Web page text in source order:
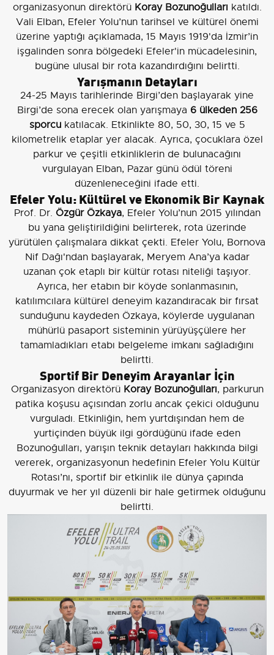
organizasyonun direktörü Koray Bozunoğulları katıldı.
Vali Elban, Efeler Yolu’nun tarihsel ve kültürel önemi
üzerine yaptığı açıklamada, 15 Mayıs 1919'da İzmir’in
işgalinden sonra bölgedeki Efeler'in mücadelesinin,
bugüne ulusal bir rota kazandırdığını belirtti.
Yarışmanın Detayları
24-25 Mayıs tarihlerinde Birgi’den başlayarak yine
Birgi’de sona erecek olan yarışmaya 6 ülkeden 256
sporcukatılacak. Etkinlikte 80, 50, 30, 15 ve 5
kilometrelik etaplar yer alacak. Ayrıca, çocuklara özel
parkur ve çeşitli etkinliklerin de bulunacağını
vurgulayan Elban, Pazar günü ödül töreni
düzenleneceğini ifade etti.
Efeler Yolu: Kültürel ve Ekonomik Bir Kaynak
Prof. Dr. Özgür Özkaya, Efeler Yolu’nun 2015 yılından
bu yana geliştirildiğini belirterek, rota üzerinde
yürütülen çalışmalara dikkat çekti. Efeler Yolu, Bornova
Nif Dağı'ndan başlayarak, Meryem Ana’ya kadar
uzanan çok etaplı bir kültür rotası niteliği taşıyor.
Ayrıca, her etabın bir köyde sonlanmasının,
katılımcılara kültürel deneyim kazandıracak bir fırsat
sunduğunu kaydeden Özkaya, köylerde uygulanan
mühürlü pasaport sisteminin yürüyüşçülere her
tamamladıkları etabı belgeleme imkanı sağladığını
belirtti.
Sportif Bir Deneyim Arayanlar İçin
Organizasyon direktörü Koray Bozunoğulları, parkurun
patika koşusu açısından zorlu ancak çekici olduğunu
vurguladı. Etkinliğin, hem yurtdışından hem de
yurtiçinden büyük ilgi gördüğünü ifade eden
Bozunoğulları, yarışın teknik detayları hakkında bilgi
vererek, organizasyonun hedefinin Efeler Yolu Kültür
Rotası’nı, sportif bir etkinlik ile dünya çapında
duyurmak ve her yıl düzenli bir hale getirmek olduğunu
belirtti.